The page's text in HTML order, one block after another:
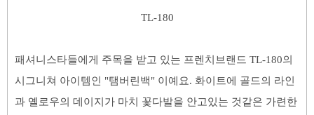
TL-180
패셔니스타들에게 주목을 받고 있는 프렌치브랜드 TL-180의
시그니쳐 아이템인 "탬버린백" 이예요. 화이트에 골드의 라인
과 옐로우의 데이지가 마치 꽃다발을 안고있는 것같은 가련한